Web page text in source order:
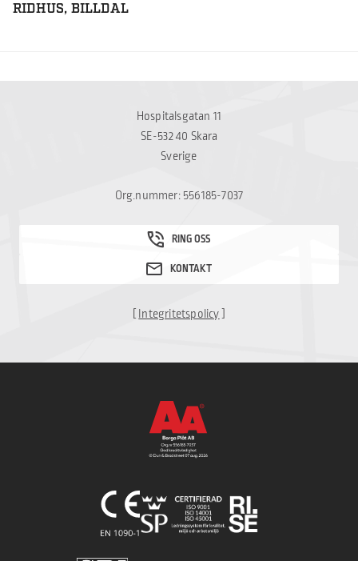
RIDHUS, BILLDAL
Hospitalsgatan 11
SE-532 40 Skara
Sverige
Org.nummer: 556185-7037
[Integritetspolicy]